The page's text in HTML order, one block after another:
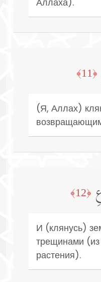
﴿11﴾
(Я, Аллах)
﴿12﴾
И (клянусь)
трещинами (из
растения).